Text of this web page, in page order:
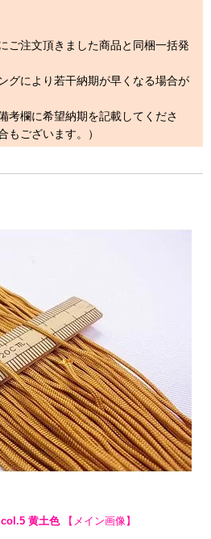
ご注文頂きました商品と同梱一括発
グにより若干納期が早くなる場合が
考欄に希望納期を記載してくださ
もございます。）
黄土色【メイン画像】